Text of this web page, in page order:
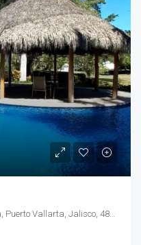
Marina Vallarta, Paseo de la Marina, Puerto Vallarta, Jalisco, 48300, México